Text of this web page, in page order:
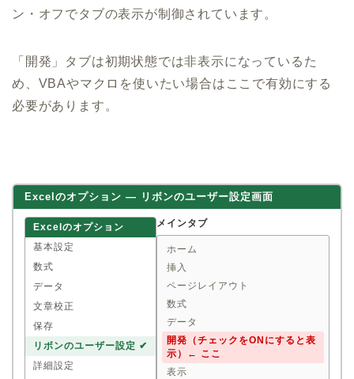
ン・オフでタブの表示が制御されています。
「開発」タブは初期状態では非表示になっているた
め、VBAやマクロを使いたい場合はここで有効にする
必要があります。
Excelのオプション ― リボンのユーザー設定画面
Excelのオプション
基本設定
数式
データ
文章校正
保存
リボンのユーザー設定 ✔
詳細設定
メインタブ
ホーム
挿入
ページレイアウト
数式
データ
開発（チェックをONにすると表
示）← ここ
表示